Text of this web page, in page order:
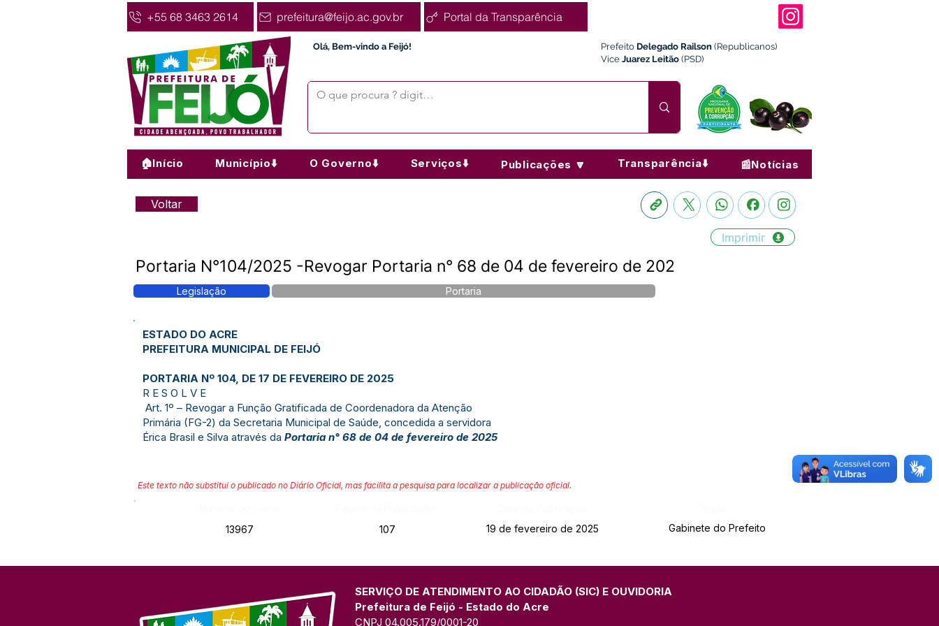
+55 68 3463 2614 prefeitura@feijo.ac.gov.br Portal da Transparência
Olá, Bem-vindo a Feijó! Prefeito Delegado Railson (Republicanos)
Vice Juarez Leitão (PSD)
🏠Início Município⬇️ O Governo⬇️ Serviços⬇️ Publicações 🔽 Transparência⬇️ 📰Notícias
Voltar
Imprimir
Portaria N°104/2025 -Revogar Portaria n° 68 de 04 de fevereiro de 202
Legislação Portaria
ESTADO DO ACRE
PREFEITURA MUNICIPAL DE FEIJÓ
PORTARIA Nº 104, DE 17 DE FEVEREIRO DE 2025
R E S O L V E
Art. 1º – Revogar a Função Gratificada de Coordenadora da Atenção
Primária (FG-2) da Secretaria Municipal de Saúde, concedida a servidora
Érica Brasil e Silva através da Portaria n° 68 de 04 de fevereiro de 2025
Este texto não substitui o publicado no Diário Oficial, mas facilita a pesquisa para localizar a publicação oficial.
13967
107 19 de fevereiro de 2025 Gabinete do Prefeito
SERVIÇO DE ATENDIMENTO AO CIDADÃO (SIC) E OUVIDORIA
Prefeitura de Feijó - Estado do Acre
CNPJ 04.005.179/0001-20